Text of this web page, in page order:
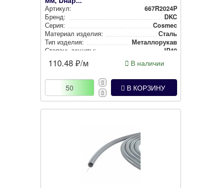
Артикул:
667R2024P
Бренд:
DKC
Серия:
Cosmec
Материал изделия:
Сталь
Тип изделия:
Метал­ло­ру­кав
Степень защиты:
IP40
110.48 ₽/м В наличии
В КОРЗИНУ